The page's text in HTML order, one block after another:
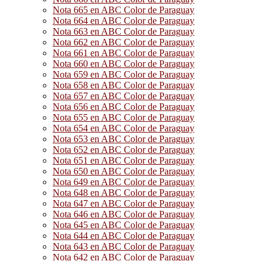
Nota 665 en ABC Color de Paraguay
Nota 664 en ABC Color de Paraguay
Nota 663 en ABC Color de Paraguay
Nota 662 en ABC Color de Paraguay
Nota 661 en ABC Color de Paraguay
Nota 660 en ABC Color de Paraguay
Nota 659 en ABC Color de Paraguay
Nota 658 en ABC Color de Paraguay
Nota 657 en ABC Color de Paraguay
Nota 656 en ABC Color de Paraguay
Nota 655 en ABC Color de Paraguay
Nota 654 en ABC Color de Paraguay
Nota 653 en ABC Color de Paraguay
Nota 652 en ABC Color de Paraguay
Nota 651 en ABC Color de Paraguay
Nota 650 en ABC Color de Paraguay
Nota 649 en ABC Color de Paraguay
Nota 648 en ABC Color de Paraguay
Nota 647 en ABC Color de Paraguay
Nota 646 en ABC Color de Paraguay
Nota 645 en ABC Color de Paraguay
Nota 644 en ABC Color de Paraguay
Nota 643 en ABC Color de Paraguay
Nota 642 en ABC Color de Paraguay